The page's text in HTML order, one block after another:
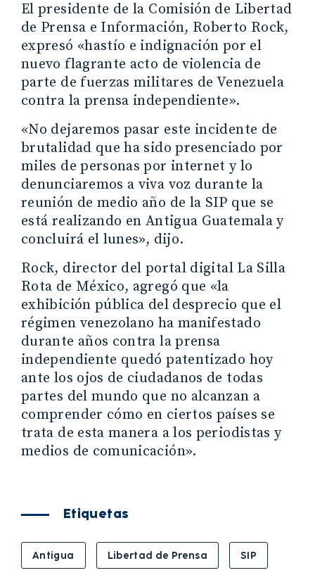
El presidente de la Comisión de Libertad
de Prensa e Información, Roberto Rock,
expresó «hastío e indignación por el
nuevo flagrante acto de violencia de
parte de fuerzas militares de Venezuela
contra la prensa independiente».
«No dejaremos pasar este incidente de
brutalidad que ha sido presenciado por
miles de personas por internet y lo
denunciaremos a viva voz durante la
reunión de medio año de la SIP que se
está realizando en Antigua Guatemala y
concluirá el lunes», dijo.
Rock, director del portal digital La Silla
Rota de México, agregó que «la
exhibición pública del desprecio que el
régimen venezolano ha manifestado
durante años contra la prensa
independiente quedó patentizado hoy
ante los ojos de ciudadanos de todas
partes del mundo que no alcanzan a
comprender cómo en ciertos países se
trata de esta manera a los periodistas y
medios de comunicación».
Etiquetas
Antigua Libertad de Prensa SIP